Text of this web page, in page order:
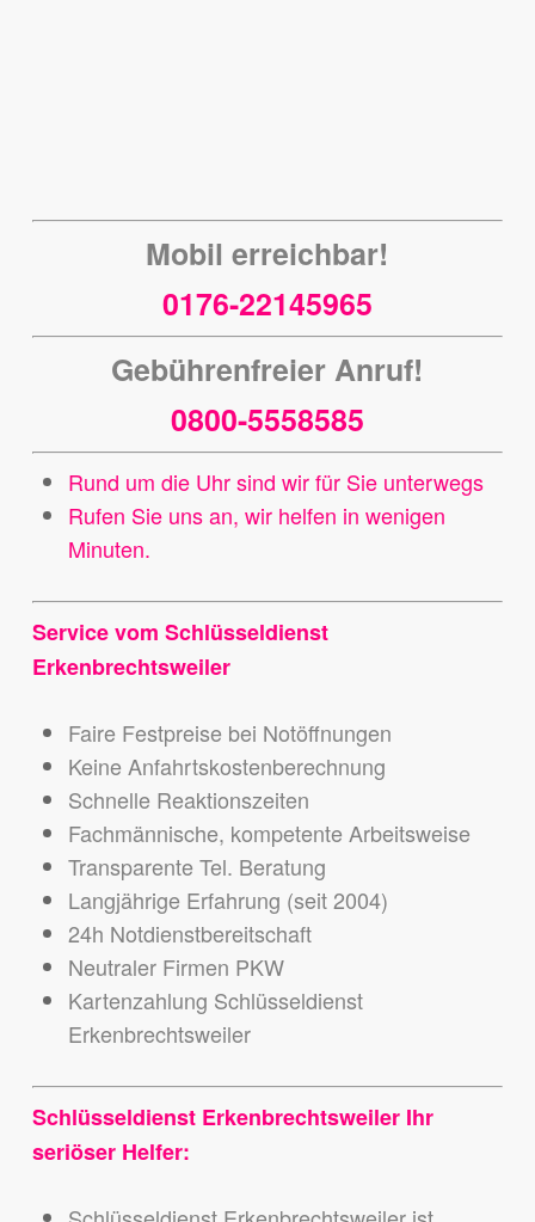
Mobil erreichbar!
0176-22145965
Gebührenfreier Anruf!
0800-5558585
Rund um die Uhr sind wir für Sie unterwegs
Rufen Sie uns an, wir helfen in wenigen
Minuten.
Service vom Schlüsseldienst
Erkenbrechtsweiler
Faire Festpreise bei Notöffnungen
Keine Anfahrtskostenberechnung
Schnelle Reaktionszeiten
Fachmännische, kompetente Arbeitsweise
Transparente Tel. Beratung
Langjährige Erfahrung (seit 2004)
24h Notdienstbereitschaft
Neutraler Firmen PKW
Kartenzahlung Schlüsseldienst
Erkenbrechtsweiler
Schlüsseldienst Erkenbrechtsweiler Ihr
seriöser Helfer: